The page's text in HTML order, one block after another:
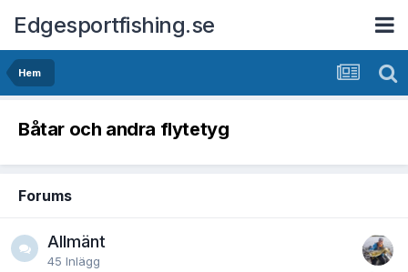
Edgesportfishing.se
Hem
Båtar och andra flytetyg
Forums
Allmänt
45 Inlägg